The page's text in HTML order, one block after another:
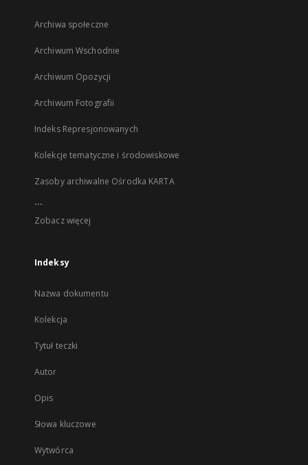
Archiwa społeczne
Archiwum Wschodnie
Archiwum Opozycji
Archiwum Fotografii
Indeks Represjonowanych
Kolekcje tematyczne i środowiskowe
Zasoby archiwalne Ośrodka KARTA
...
Zobacz więcej
Indeksy
Nazwa dokumentu
Kolekcja
Tytuł teczki
Autor
Opis
Słowa kluczowe
Wytwórca